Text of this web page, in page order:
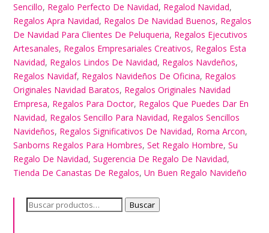
Sencillo, Regalo Perfecto De Navidad, Regalod Navidad,
Regalos Apra Navidad, Regalos De Navidad Buenos, Regalos
De Navidad Para Clientes De Peluqueria, Regalos Ejecutivos
Artesanales, Regalos Empresariales Creativos, Regalos Esta
Navidad, Regalos Lindos De Navidad, Regalos Navdeños,
Regalos Navidaf, Regalos Navideños De Oficina, Regalos
Originales Navidad Baratos, Regalos Originales Navidad
Empresa, Regalos Para Doctor, Regalos Que Puedes Dar En
Navidad, Regalos Sencillo Para Navidad, Regalos Sencillos
Navideños, Regalos Significativos De Navidad, Roma Arcon,
Sanborns Regalos Para Hombres,Set Regalo Hombre,Su
Regalo De Navidad,Sugerencia De Regalo De Navidad,
Tienda De Canastas De Regalos,Un Buen Regalo Navideño
Buscar
Buscar